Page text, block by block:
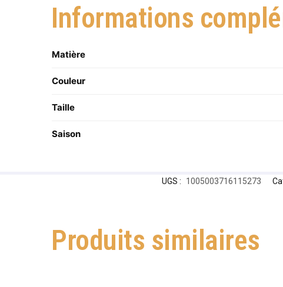
Informations
Matière
Couleur
Taille
Saison
UGS : 1005003716115273
Produits similaires